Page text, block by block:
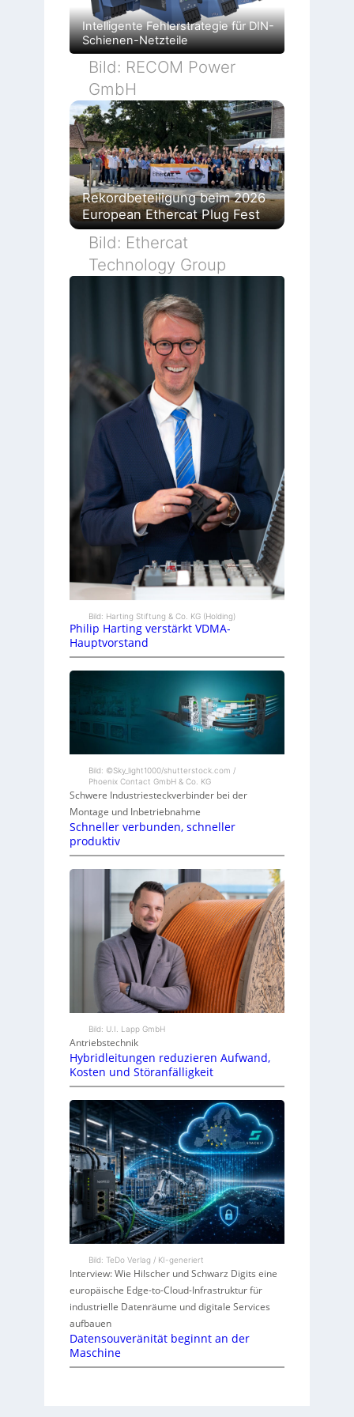
Intelligente Fehlerstrategie für DIN-
Schienen-Netzteile
Bild: RECOM Power
GmbH
Rekordbeteiligung beim 2026
European Ethercat Plug Fest
Bild: Ethercat
Technology Group
Bild: Harting Stiftung & Co. KG (Holding)
Philip Harting verstärkt VDMA-
Hauptvorstand
Bild: ©Sky_light1000/shutterstock.com /
Phoenix Contact GmbH & Co. KG
Schwere Industriesteckverbinder bei der
Montage und Inbetriebnahme
Schneller verbunden, schneller
produktiv
Bild: U.I. Lapp GmbH
Antriebstechnik
Hybridleitungen reduzieren Aufwand,
Kosten und Störanfälligkeit
Bild: TeDo Verlag / KI-generiert
Interview: Wie Hilscher und Schwarz Digits eine
europäische Edge-to-Cloud-Infrastruktur für
industrielle Datenräume und digitale Services
aufbauen
Datensouveränität beginnt an der
Maschine